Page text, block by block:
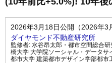
2026年3月18日公開（2026年3
ダイヤモンド不動産研究所
監修者: 水谷昂太郎・都市空間総合
橋大学 大学院ソーシャル・データサ
都市大学 建築都市デザイン学部都市